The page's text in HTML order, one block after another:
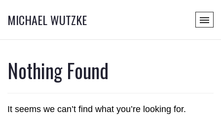
MICHAEL WUTZKE
Nothing Found
It seems we can’t find what you’re looking for.